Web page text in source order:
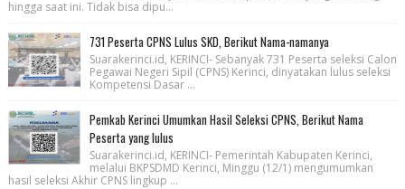
hingga saat ini. Tidak bisa dipu...
731 Peserta CPNS Lulus SKD, Berikut Nama-namanya
Suarakerinci.id, KERINCI- Sebanyak 731 Peserta seleksi Calon
Pegawai Negeri Sipil (CPNS) Kerinci, dinyatakan lulus seleksi
Kompetensi Dasar ...
Pemkab Kerinci Umumkan Hasil Seleksi CPNS, Berikut Nama
Peserta yang lulus
Suarakerinci.id, KERINCI- Pemerintah Kabupaten Kerinci,
melalui BKPSDMD Kerinci, Minggu (12/1) mengumumkan
hasil seleksi Akhir CPNS lingkup ...